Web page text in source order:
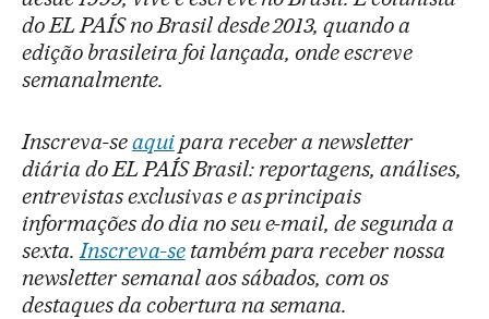
do EL PAÍS no Brasil desde 2013, quando a
edição brasileira foi lançada, onde escreve
semanalmente.
Inscreva-seaquipara receber a newsletter
diária do EL PAÍS Brasil: reportagens, análises,
entrevistas exclusivas e as principais
informações do dia no seu e-mail, de segunda a
sexta. Inscreva-setambém para receber nossa
newsletter semanal aos sábados, com os
destaques da cobertura na semana.